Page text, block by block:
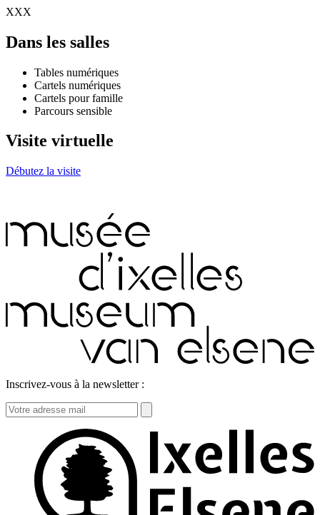
XXX
Dans les salles
Tables numériques
Cartels numériques
Cartels pour famille
Parcours sensible
Visite virtuelle
Débutez la visite
Inscrivez-vous à la newsletter :